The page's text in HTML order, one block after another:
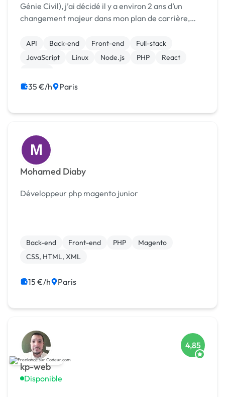
Génie Civil), j’ai décidé il y a environ 2 ans d’un
changement majeur dans mon plan de carrière,
davantage à mes passions. J’ai commencé mon
apprenti...
API Back-end Front-end
Full-stack
JavaScript
Linux Node.js PHP
React
35 €/h Paris
M
Mohamed Diaby
Développeur php magento junior
Back-end Front-end PHP
Magento
CSS, HTML, XML
15 €/h Paris
kp-web
Disponible
4,85